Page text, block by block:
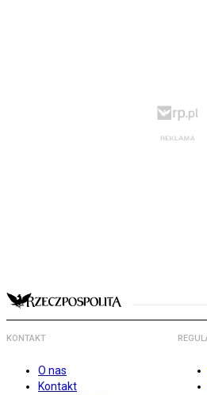
KONTAKT
O nas
Kontakt